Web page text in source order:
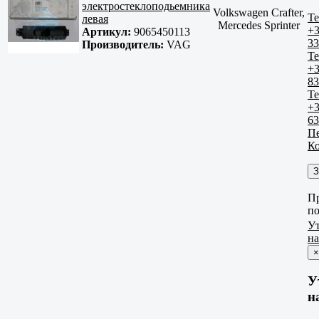
электростеклоподьемника
левая
Артикул: 9065450113
Производитель: VAG
Volkswagen Crafter,
Mercedes Sprinter
×